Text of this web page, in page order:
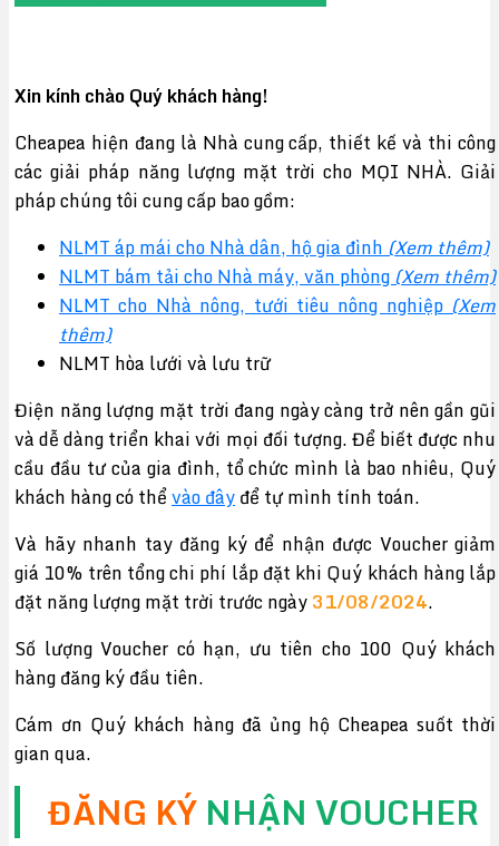
Xin kính chào Quý khách hàng!
Cheapea hiện đang là Nhà cung cấp, thiết kế và thi công
các giải pháp năng lượng mặt trời cho MỌI NHÀ. Giải
pháp chúng tôi cung cấp bao gồm:
NLMT áp mái cho Nhà dân, hộ gia đình(Xem thêm)
NLMT bám tải cho Nhà máy, văn phòng(Xem thêm)
NLMT cho Nhà nông, tưới tiêu nông nghiệp(Xem
thêm)
NLMT hòa lưới và lưu trữ
Điện năng lượng mặt trời đang ngày càng trở nên gần gũi
và dễ dàng triển khai với mọi đối tượng. Để biết được nhu
cầu đầu tư của gia đình, tổ chức mình là bao nhiêu, Quý
khách hàng có thểvào đâyđể tự mình tính toán.
Và hãy nhanh tay đăng ký để nhận được Voucher giảm
giá 10% trên tổng chi phí lắp đặt khi Quý khách hàng lắp
đặt năng lượng mặt trời trước ngày31/08/2024.
Số lượng Voucher có hạn, ưu tiên cho 100 Quý khách
hàng đăng ký đầu tiên.
Cám ơn Quý khách hàng đã ủng hộ Cheapea suốt thời
gian qua.
ĐĂNG KÝ NHẬN VOUCHER